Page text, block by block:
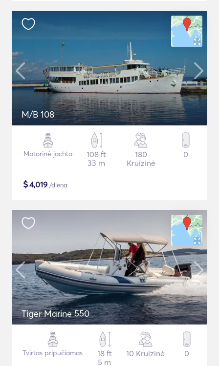
M/B 108
Motorinė jachta
108 ft
33 m
180
Kruizinė
0
$4,019 /diena
Tiger Marine 550
Tvirtas pripučiamas
18 ft
5 m
10 Kruizinė 0